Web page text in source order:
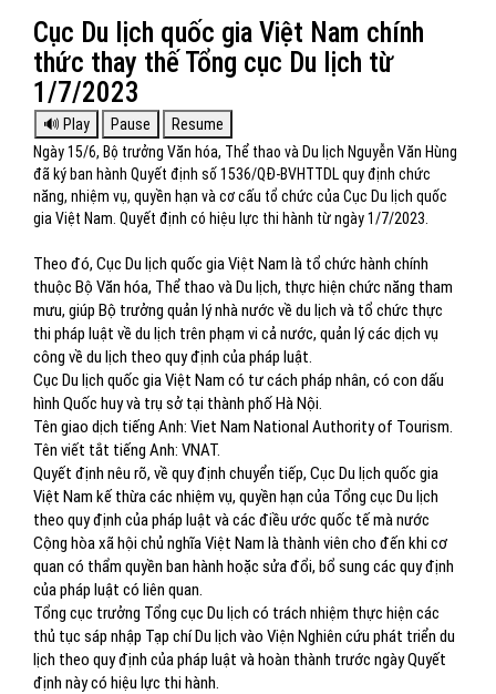
Cục Du lịch quốc gia Việt Nam chính
thức thay thế Tổng cục Du lịch từ
1/7/2023
Ngày 15/6, Bộ trưởng Văn hóa, Thể thao và Du lịch Nguyễn Văn Hùng
đã ký ban hành Quyết định số 1536/QĐ-BVHTTDL quy định chức
năng, nhiệm vụ, quyền hạn và cơ cấu tổ chức của Cục Du lịch quốc
gia Việt Nam. Quyết định có hiệu lực thi hành từ ngày 1/7/2023.
Theo đó, Cục Du lịch quốc gia Việt Nam là tổ chức hành chính
thuộc Bộ Văn hóa, Thể thao và Du lịch, thực hiện chức năng tham
mưu, giúp Bộ trưởng quản lý nhà nước về du lịch và tổ chức thực
thi pháp luật về du lịch trên phạm vi cả nước, quản lý các dịch vụ
công về du lịch theo quy định của pháp luật.
Cục Du lịch quốc gia Việt Nam có tư cách pháp nhân, có con dấu
hình Quốc huy và trụ sở tại thành phố Hà Nội.
Tên giao dịch tiếng Anh: Viet Nam National Authority of Tourism.
Tên viết tắt tiếng Anh: VNAT.
Quyết định nêu rõ, về quy định chuyển tiếp, Cục Du lịch quốc gia
Việt Nam kế thừa các nhiệm vụ, quyền hạn của Tổng cục Du lịch
theo quy định của pháp luật và các điều ước quốc tế mà nước
Cộng hòa xã hội chủ nghĩa Việt Nam là thành viên cho đến khi cơ
quan có thẩm quyền ban hành hoặc sửa đổi, bổ sung các quy định
của pháp luật có liên quan.
Tổng cục trưởng Tổng cục Du lịch có trách nhiệm thực hiện các
thủ tục sáp nhập Tạp chí Du lịch vào Viện Nghiên cứu phát triển du
lịch theo quy định của pháp luật và hoàn thành trước ngày Quyết
định này có hiệu lực thi hành.